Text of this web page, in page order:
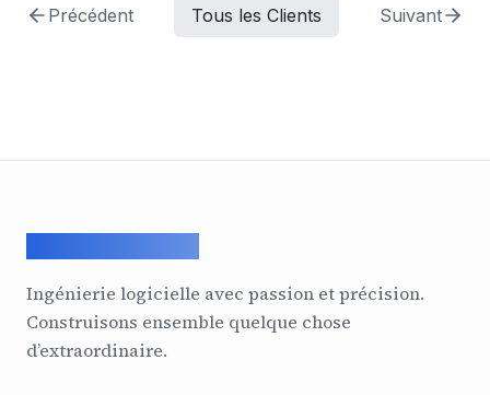
Précédent Tous les Clients Suivant
Ingénierie logicielle avec passion et précision.
Construisons ensemble quelque chose
d’extraordinaire.